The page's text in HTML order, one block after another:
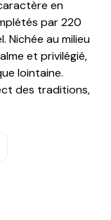
en
par 220
Nichée au milieu
et privilégié,
lointaine.
des traditions,